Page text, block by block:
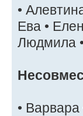
•
Ева •
Людмила
•